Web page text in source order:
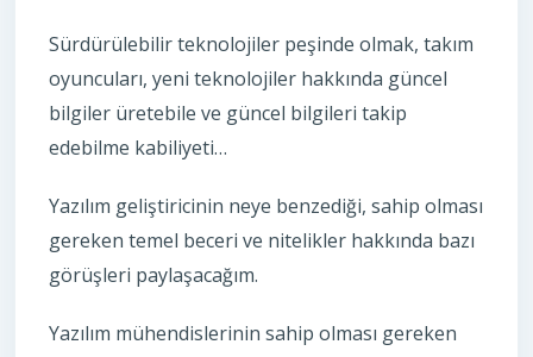
Sürdürülebilir teknolojiler peşinde olmak, takım
oyuncuları, yeni teknolojiler hakkında güncel
bilgiler üretebile ve güncel bilgileri takip
edebilme kabiliyeti…
Yazılım geliştiricinin neye benzediği, sahip olması
gereken temel beceri ve nitelikler hakkında bazı
görüşleri paylaşacağım.
Yazılım mühendislerinin sahip olması gereken